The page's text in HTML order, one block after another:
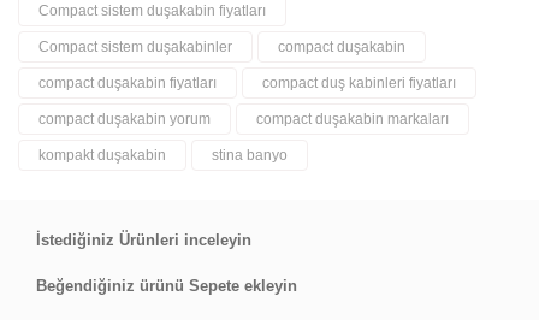
Bu ürüne ilk yorumu siz yapın!
Yorum Yaz
Compact sistem duşakabin fiyatları
Compact sistem duşakabinler compact duşakabin
compact duşakabin fiyatları compact duş kabinleri fiyatları
compact duşakabin yorum compact duşakabin markaları
kompakt duşakabin stina banyo
İstediğiniz Ürünleri inceleyin
Beğendiğiniz ürünü Sepete ekleyin